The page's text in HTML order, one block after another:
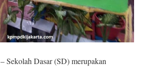
– Sekolah Dasar (SD) merupakan